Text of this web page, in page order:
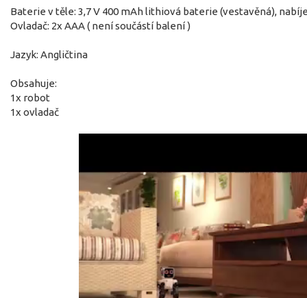
Baterie v těle: 3,7 V 400 mAh lithiová baterie (vestavěná),
Ovladač: 2x AAA ( není součástí balení )
Jazyk: Angličtina
Obsahuje:
1x robot
1x ovladač